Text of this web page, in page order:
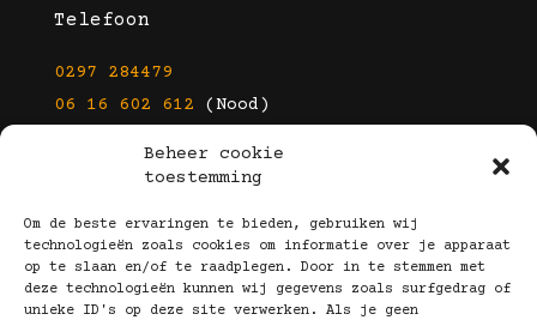
Beheer cookie
toestemming
Om de beste ervaringen te bieden, gebruiken wij
technologieën zoals cookies om informatie over je apparaat
op te slaan en/of te raadplegen. Door in te stemmen met
deze technologieën kunnen wij gegevens zoals surfgedrag of
unieke ID's op deze site verwerken. Als je geen
Telefoon
0297 284479
06 16 602 612 (Nood)
info@kootbrillen.nl
Volg Ons!